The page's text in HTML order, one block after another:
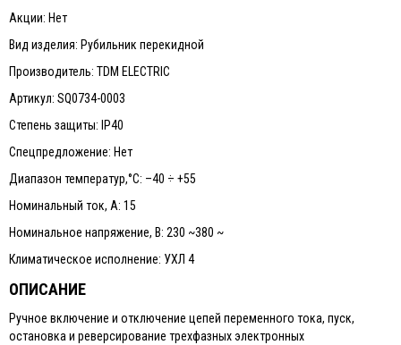
Акции: Нет
Вид изделия: Рубильник перекидной
Производитель: TDM ELECTRIC
Артикул: SQ0734-0003
Степень защиты: IP40
Спецпредложение: Нет
Диапазон температур,°С: –40 ÷ +55
Номинальный ток, А: 15
Номинальное напряжение, В: 230 ~380 ~
Климатическое исполнение: УХЛ 4
ОПИСАНИЕ
Ручное включение и отключение цепей переменного тока, пуск,
остановка и реверсирование трехфазных электронных